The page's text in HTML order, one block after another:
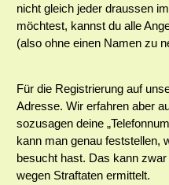
nicht gleich jeder draussen
möchtest, kannst du alle
(also ohne einen Namen zu
Für die Registrierung auf
Adresse. Wir erfahren aber
sozusagen deine
kann man genau feststellen,
besucht hast. Das kann
wegen Straftaten ermittelt.